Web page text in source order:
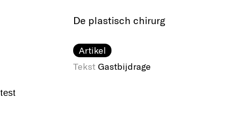
De plastisch chirurg
Artikel
Tekst Gastbijdrage
test